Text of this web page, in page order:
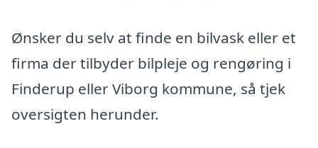
Ønsker du selv at finde en bilvask eller et
firma der tilbyder bilpleje og rengøring i
Finderup eller Viborg kommune, så tjek
oversigten herunder.